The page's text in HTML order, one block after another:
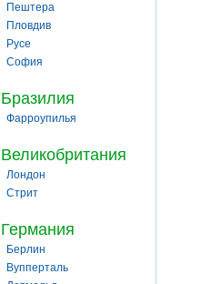
Пештера
Пловдив
Русе
София
Бразилия
Фарроупилья
Великобритания
Лондон
Стрит
Германия
Берлин
Вупперталь